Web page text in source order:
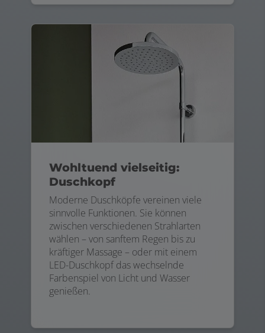
Wohltuend vielseitig:
Duschkopf
Moderne Duschköpfe vereinen viele
sinnvolle Funktionen. Sie können
zwischen verschiedenen Strahlarten
wählen – von sanftem Regen bis zu
kräftiger Massage – oder mit einem
LED-Duschkopf das wechselnde
Farbenspiel von Licht und Wasser
genießen.